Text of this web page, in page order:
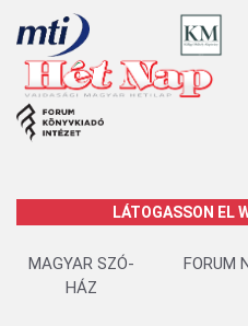
LÁTOGASSON EL
MAGYAR SZÓ-
HÁZ
FORUM